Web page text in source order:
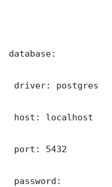
database:
driver: postgres
host: localhost
port: 5432
password: